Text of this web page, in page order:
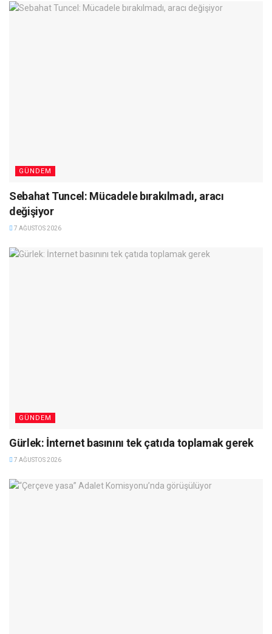
GÜNDEM
Sebahat Tuncel: Mücadele bırakılmadı, aracı
değişiyor
7 AĞUSTOS 2026
GÜNDEM
Gürlek: İnternet basınını tek çatıda toplamak gerek
7 AĞUSTOS 2026